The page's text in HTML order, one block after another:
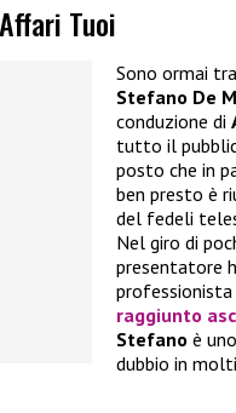
Tuoi
Sono ormai
Stefano De
conduzione di
tutto il
posto che in
ben presto è
del fedeli
Nel giro di
presentatore
professionista
raggiunto
Stefano è
dubbio in